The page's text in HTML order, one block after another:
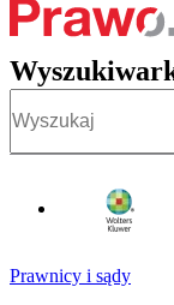
Prawnicy i sądy